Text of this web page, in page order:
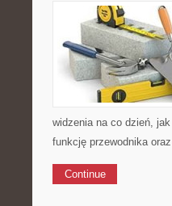
widzenia na co dzień,
funkcję przewodnika
Continue